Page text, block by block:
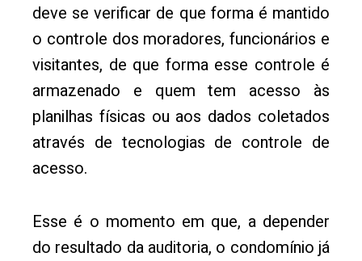
deve se verificar de que forma é mantido
o controle dos moradores, funcionários e
visitantes, de que forma esse controle é
armazenado e quem tem acesso às
planilhas físicas ou aos dados coletados
através de tecnologias de controle de
acesso.
Esse é o momento em que, a depender
do resultado da auditoria, o condomínio já